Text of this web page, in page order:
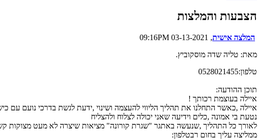
הצבעות והמלצות
המלצה אישית, 03-13-2021 09:16PM
מאת: טליה שדה מוסקוביץ.
טלפון:0528021455
תוכן ההודעה:
איילה בעוצמת רכותך !
איילה ,כאשר התחלנו את תהליך הליווי להעצמה ושינוי ,ידעת לגשת בדרכי נועם עם
נטעת בי אמונה ,כלים וידיעה שאני יכולה לצלוח ולהצליח
לאורך כל התהליך ,שנעשה באתגר "שגרת קורונה" מציאות שיצרה לא מעט מצוקות
ממליצה עליך בחום רבטלפון: